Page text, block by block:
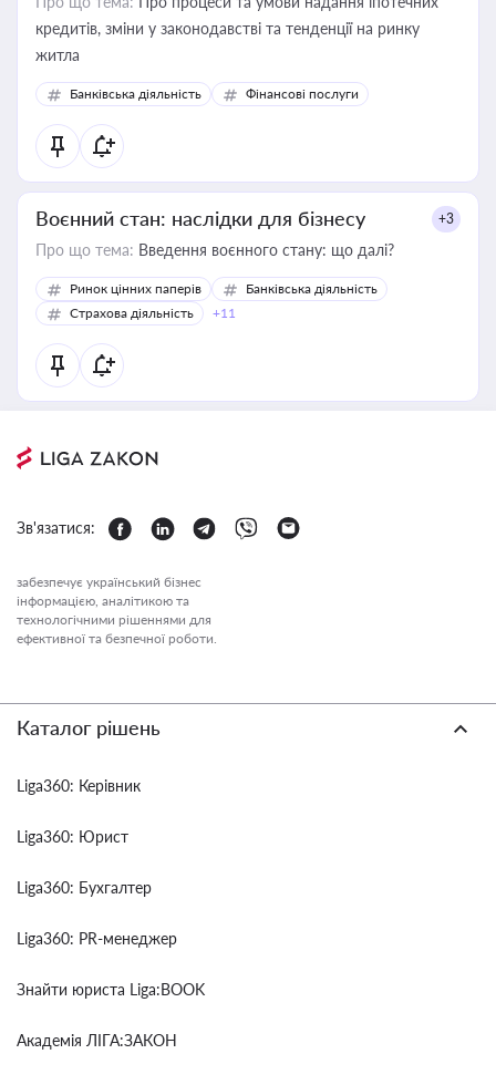
кредитів, зміни у законодавстві та тенденції на ринку
житла
Банківська діяльність Фінансові послуги
Воєнний стан: наслідки для бізнесу +3
Про що тема: Введення воєнного стану: що далі?
Ринок цінних паперів
Банківська діяльність
Страхова діяльність
+11
Зв'язатися:
забезпечує український бізнес
інформацією, аналітикою та
технологічними рішеннями для
ефективної та безпечної роботи.
Каталог рішень
Liga360: Керівник
Liga360: Юрист
Liga360: Бухгалтер
Liga360: PR-менеджер
Знайти юриста Liga:BOOK
Академія ЛІГА:ЗАКОН